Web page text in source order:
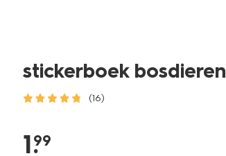
stickerboek bosdieren
(16)
bosdieren-
1.
99